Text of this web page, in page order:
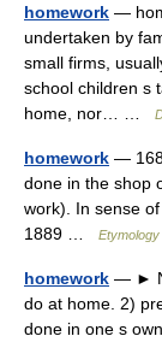
homework —
undertaken by
small firms,
school children s
home, nor… …
homework —
done in the shop
work). In sense
1889 …
homework — ►
do at home. 2)
done in one s